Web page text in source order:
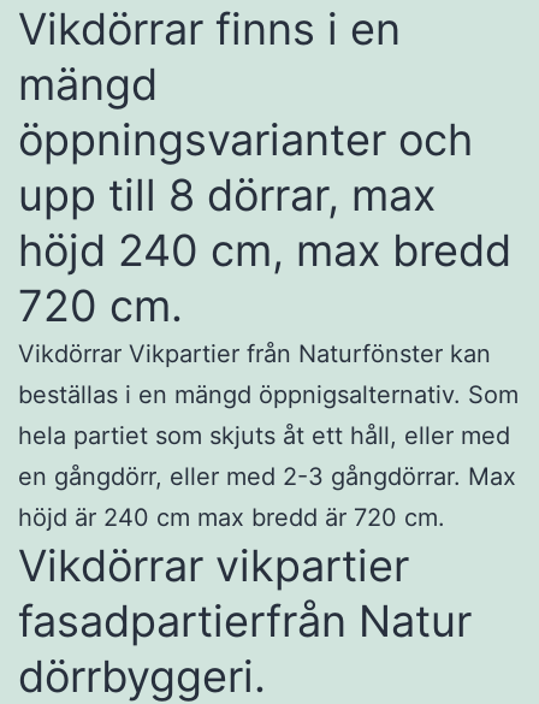
Vikdörrar finns i en
mängd
öppningsvarianter och
upp till 8 dörrar, max
höjd 240 cm, max bredd
720 cm.
Vikdörrar Vikpartier från Naturfönster kan
beställas i en mängd öppnigsalternativ. Som
hela partiet som skjuts åt ett håll, eller med
en gångdörr, eller med 2-3 gångdörrar. Max
höjd är 240 cm max bredd är 720 cm.
Vikdörrar vikpartier
fasadpartierfrån Natur
dörrbyggeri.